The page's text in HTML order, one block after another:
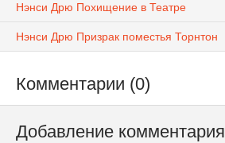
Нэнси Дрю Похищение в Театре
Нэнси Дрю Призрак поместья Торнтон
Комментарии (0)
Добавление комментария